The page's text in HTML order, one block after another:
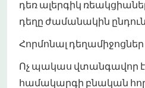
դեռ ալերգիկ
դեղը ժամանակին
Հորմոնալ դեղամիջոցներ
Ոչ պակաս վտանգավոր է
համակարգի բնական